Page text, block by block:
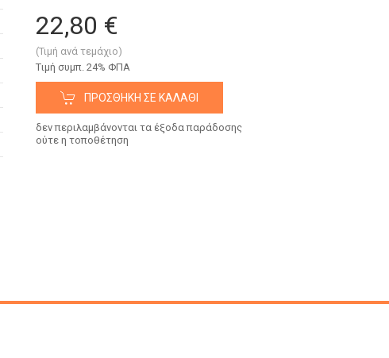
22,80 €
(Τιμή ανά τεμάχιο)
Tιμή συμπ. 24% ΦΠΑ
ΠΡΟΣΘΉΚΗ ΣΕ ΚΑΛΆΘΙ
δεν περιλαμβάνονται τα έξοδα παράδοσης
ούτε η τοποθέτηση